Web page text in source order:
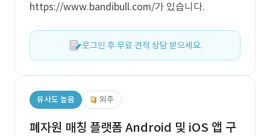
https://www.bandibull.com/가 있습니다.
로그인 후 무료 견적 상담 받으세요.
유사도 높음 외주
폐자원 매칭 플랫폼 Android 및 iOS 앱 구